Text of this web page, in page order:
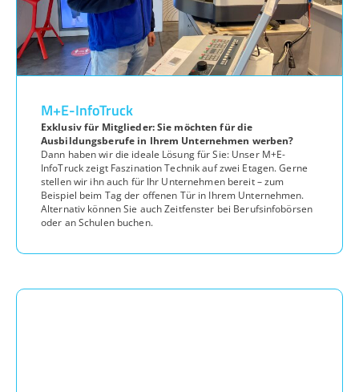
M+E-InfoTruck
Exklusiv für Mitglieder: Sie möchten für die
Ausbildungsberufe in Ihrem Unternehmen werben?
Dann haben wir die ideale Lösung für Sie: Unser M+E-
InfoTruck zeigt Faszination Technik auf zwei Etagen. Gerne
stellen wir ihn auch für Ihr Unternehmen bereit – zum
Beispiel beim Tag der offenen Tür in Ihrem Unternehmen.
Alternativ können Sie auch Zeitfenster bei Berufsinfobörsen
oder an Schulen buchen.